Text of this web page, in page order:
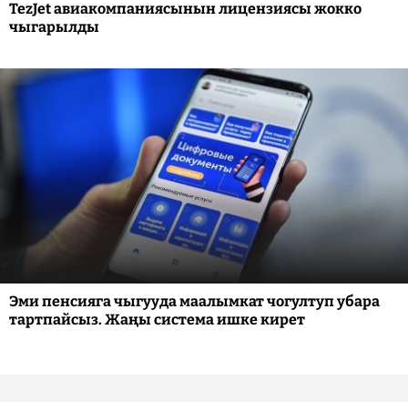
TezJet авиакомпаниясынын лицензиясы жокко
чыгарылды
Эми пенсияга чыгууда маалымкат чогултуп убара
тартпайсыз. Жаңы система ишке кирет